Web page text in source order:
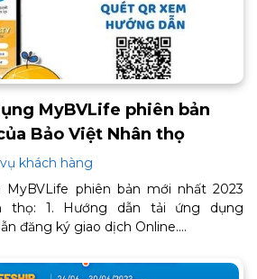
MyBVLife phiên bản
Bảo Việt Nhân thọ
khách hàng
phiên bản mới nhất 2023
thọ: 1. Hướng dẫn tải ứng dụng
đăng ký giao dịch Online....